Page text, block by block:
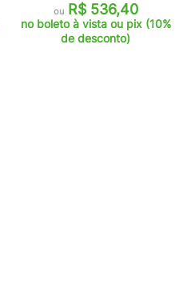
ouR$ 536,40
no boleto à vista ou pix (10%
de desconto)